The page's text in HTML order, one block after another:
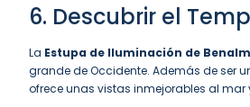
6. Descubrir el
La Estupa de Iluminación de
grande de Occidente. Además de ser
ofrece unas vistas inmejorables al mar